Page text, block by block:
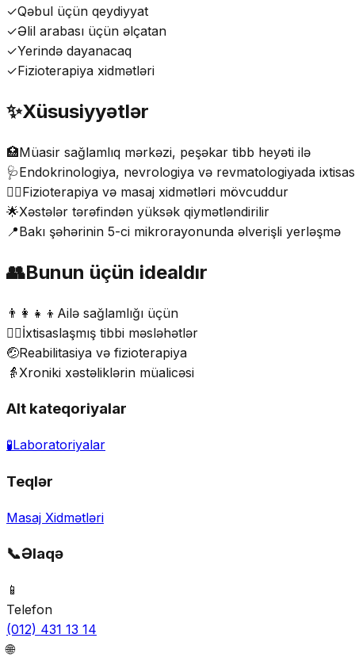
✓Qəbul üçün qeydiyyat
✓Əlil arabası üçün əlçatan
✓Yerində dayanacaq
✓Fizioterapiya xidmətləri
✨Xüsusiyyətlər
🏥Müasir sağlamlıq mərkəzi, peşəkar tibb heyəti ilə
🩺Endokrinologiya, nevrologiya və revmatologiyada
💆‍♂️Fizioterapiya və masaj xidmətləri mövcuddur
🌟Xəstələr tərəfindən yüksək qiymətləndirilir
📍Bakı şəhərinin 5-ci mikrorayonunda əlverişli yerləşmə
👥Bunun üçün idealdır
👨‍👩‍👧‍👦 Ailə sağlamlığı üçün
🧑‍⚕️İxtisaslaşmış tibbi məsləhətlər
🤕Reabilitasiya və fizioterapiya
👵 Xroniki xəstəliklərin müalicəsi
Alt kateqoriyalar
🧪Laboratoriyalar
Teqlər
Masaj Xidmətləri
📞Əlaqə
📱
Telefon
(012) 431 13 14
🌐